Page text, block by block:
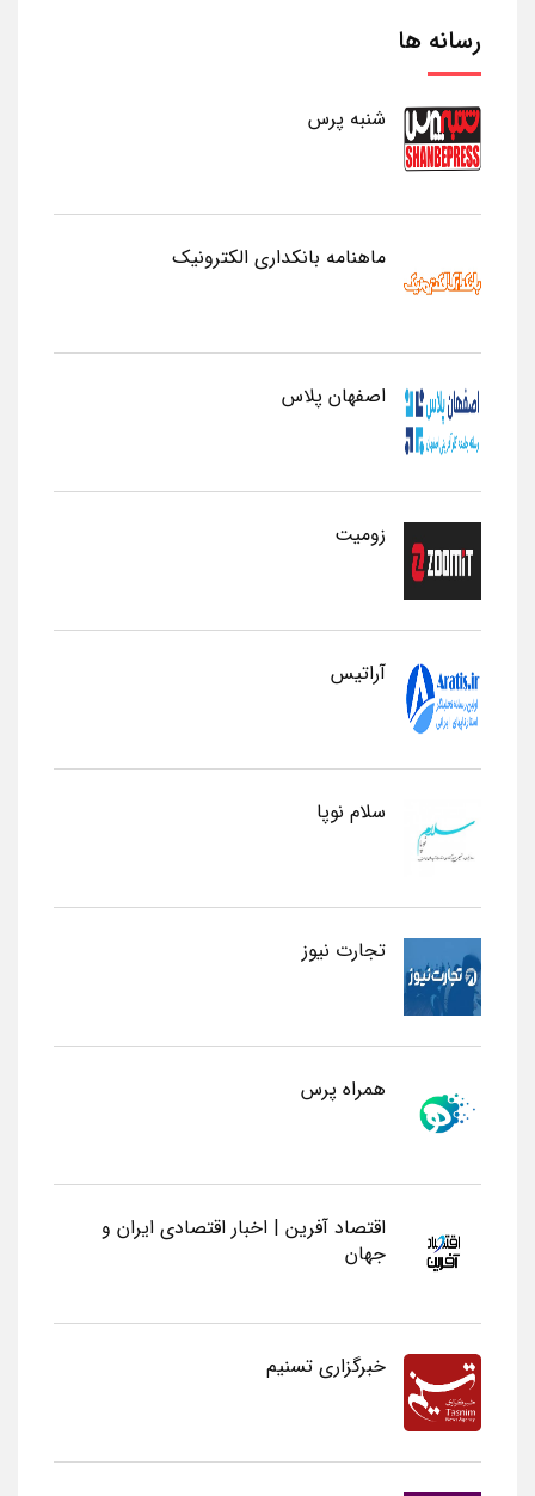
رسانه ها
شنبه پرس
ماهنامه بانکداری الکترونیک
اصفهان پلاس
زومیت
آراتیس
سلام نوپا
تجارت نیوز
همراه پرس
اقتصاد آفرین | اخبار اقتصادی ایران و
جهان
خبرگزاری تسنیم